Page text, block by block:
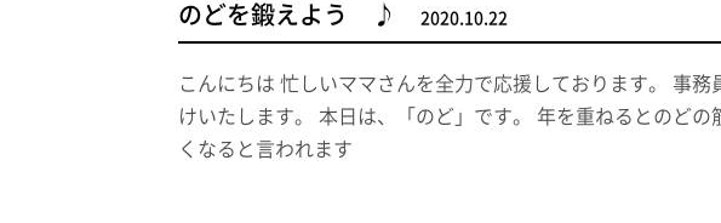
のどを鍛えよう ♪ 2020.10.22
こんにちは 忙しいママさんを全力で応援しております。 事
けいたします。 本日は、「のど」です。 年を重ねるとのど
くなると言われます